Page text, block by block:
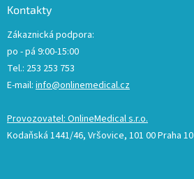
Kontakty
Zákaznická podpora:
po - pá 9:00-15:00
Tel.: 253 253 753
E-mail: info@onlinemedical.cz
Provozovatel: OnlineMedical s.r.o.
Kodaňská 1441/46, Vršovice, 101 00 Praha 10